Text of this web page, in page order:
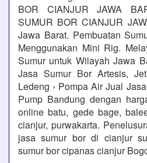
BOR CIANJUR JAWA
SUMUR BOR CIANJUR
Jawa Barat. Pembuatan
Menggunakan Mini Rig.
Sumur untuk Wilayah Jawa
Jasa Sumur Bor Artesis,
Ledeng › Pompa Air Jual
Pump Bandung dengan
online batu, gede bage,
cianjur, purwakarta.
jasa sumur bor di cianjur
sumur bor cipanas cianjur